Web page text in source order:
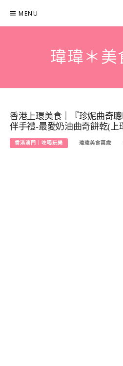
content
MENU
瑋瑋＊美
香港上環美食｜『珍妮曲奇
伴手禮-最愛奶油曲奇餅乾(上
香港澳門｜吃喝玩樂 瑋瑋美食萬歲